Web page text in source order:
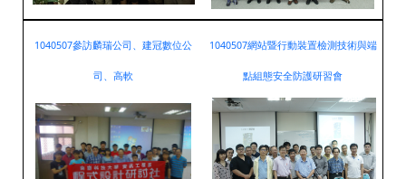
1040507參訪麟瑞公司、建冠數位公
司、高軟
1040507網站暨行動裝置檢測技術與端
點組態安全防護研習會